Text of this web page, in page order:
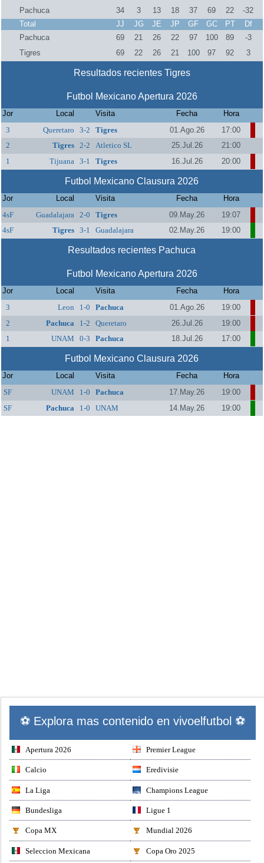
Pachuca
34 3 13 18 37 69 22
-32
Total
JJ JG JE JP GF GC PT
Df
Pachuca
69 21 26 22 97 100 89
-3
Tigres
69 22 26 21 100 97 92 3
Resultados recientes Tigres
Futbol Mexicano Apertura 2026
Jor Local Visita Fecha
Hora
3
Queretaro 3-2 Tigres 01.Ago.26
17:00
2
Tigres 2-2 Atletico SL 25.Jul.26
21:00
1
Tijuana 3-1 Tigres 16.Jul.26 20:00
Futbol Mexicano Clausura 2026
Jor Local Visita Fecha
Hora
4sF
Guadalajara 2-0 Tigres 09.May.26
19:07
4sF
Tigres 3-1 Guadalajara 02.May.26 19:00
Resultados recientes Pachuca
Futbol Mexicano Apertura 2026
Jor Local Visita Fecha
Hora
3
Leon 1-0 Pachuca 01.Ago.26
19:00
2
Pachuca 1-2 Queretaro 26.Jul.26
19:00
1
UNAM 0-3 Pachuca 18.Jul.26 17:00
Futbol Mexicano Clausura 2026
Jor Local Visita Fecha
Hora
SF
UNAM 1-0 Pachuca 17.May.26
19:00
SF
Pachuca 1-0 UNAM 14.May.26 19:00
⚽ Explora mas contenido en vivoelfutbol ⚽
Apertura 2026 Premier League
Calcio Eredivisie
La Liga Champions League
Bundesliga Ligue 1
Copa MX Mundial 2026
Seleccion Mexicana Copa Oro 2025